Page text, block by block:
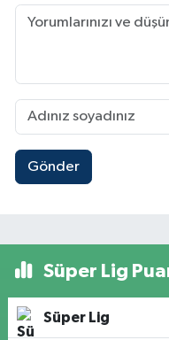
Gönder
Süper Lig
Süper Lig